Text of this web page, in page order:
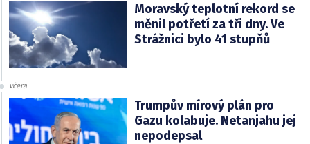
Moravský teplotní rekord se
měnil potřetí za tři dny. Ve
Strážnici bylo 41 stupňů
včera
Trumpův mírový plán pro
Gazu kolabuje. Netanjahu jej
nepodepsal